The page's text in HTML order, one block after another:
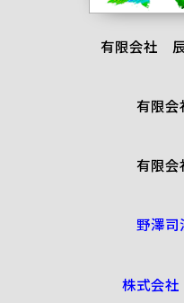
有限会社
有限
有限
野澤司
株式会